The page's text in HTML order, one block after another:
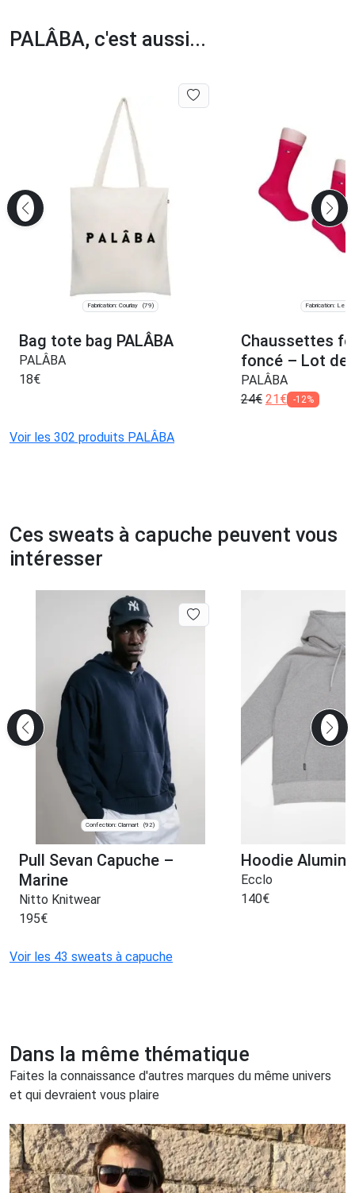
PALÂBA, c'est aussi...
Fabrication: Courlay (79)
Bag tote bag PALÂBA
PALÂBA
18€
Fabrication: Les
Chaussettes
foncé – Lot de
PALÂBA
24€ 21 € -12%
Voir les 302 produits PALÂBA
Ces sweats à capuche peuvent vous
intéresser
Confection: Clamart (92)
Pull Sevan Capuche –
Marine
Nitto Knitwear
195€
Hoodie
Ecclo
140€
Voir les 43 sweats à capuche
Dans la même thématique
Faites la connaissance d'autres marques du même univers
et qui devraient vous plaire